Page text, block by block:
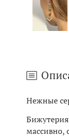
Нежные
Бижутерия
массивно,